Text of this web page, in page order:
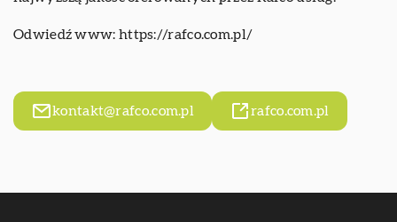
Odwiedź www: https://rafco.com.pl/
kontakt@rafco.com.pl rafco.com.pl